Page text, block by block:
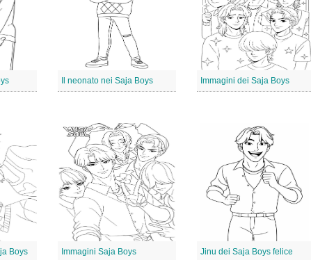
Il neonato nei Saja Boys Immagini dei Saja Boys
Boys Immagini Saja Boys Jinu dei Saja Boys felice